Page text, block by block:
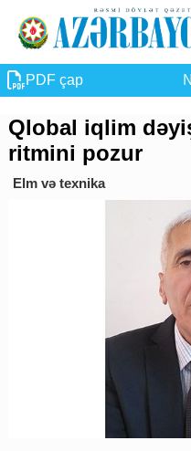
PDF çap
Qlobal iqlim
ritmini pozur
Elm və texnika